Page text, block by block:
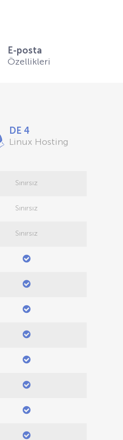
E-posta
Özellikleri
DE 4
Linux Hosting
Sınırsız
Sınırsız
Sınırsız